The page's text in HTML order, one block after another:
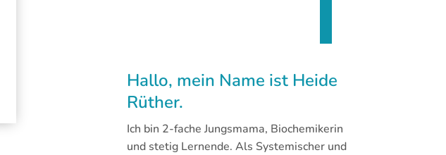
Hallo, mein Name ist Heide
Rüther.
Ich bin 2-fache Jungsmama, Biochemikerin
und stetig Lernende. Als Systemischer und